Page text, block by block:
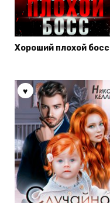
Хороший плохой босс